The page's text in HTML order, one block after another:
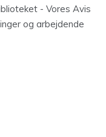
- Vores Avis
og arbejdende